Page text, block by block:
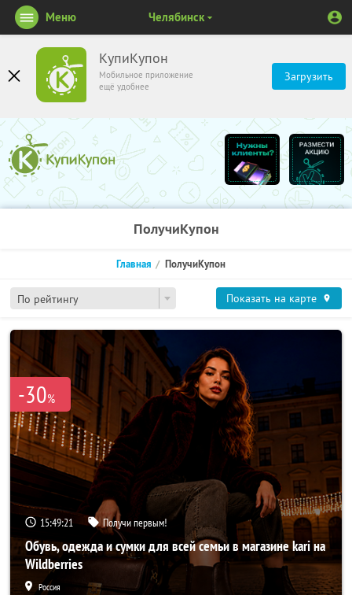
КупиКупон
Мобильное приложение
ещё удобнее
Загрузить
Меню Челябинск
ПолучиКупон
По рейтингу
Главная ПолучиКупон
Показать на карте
-30%
15:49:19 Получи первым!
Обувь, одежда и сумки для всей семьи в магазине kari на
Wildberries
Россия